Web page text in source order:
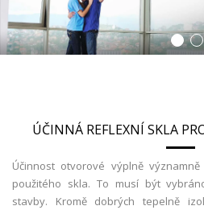
ÚČINNÁ REFLEXNÍ SKLA
Účinnost otvorové výplně
použitého skla. To musí být
stavby. Kromě dobrých tepelně